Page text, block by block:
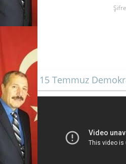
Şifre
15 Temmuz